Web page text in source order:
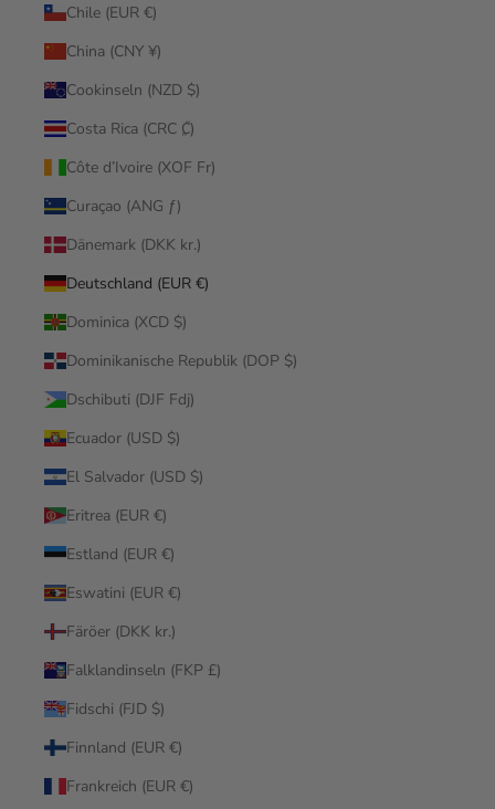
Chile (EUR €)
China (CNY ¥)
Cookinseln (NZD $)
Costa Rica (CRC ₡)
Côte d’Ivoire (XOF Fr)
Curaçao (ANG ƒ)
Dänemark (DKK kr.)
Deutschland (EUR €)
Dominica (XCD $)
Dominikanische Republik (DOP $)
Dschibuti (DJF Fdj)
Ecuador (USD $)
El Salvador (USD $)
Eritrea (EUR €)
Estland (EUR €)
Eswatini (EUR €)
Färöer (DKK kr.)
Falklandinseln (FKP £)
Fidschi (FJD $)
Finnland (EUR €)
Frankreich (EUR €)